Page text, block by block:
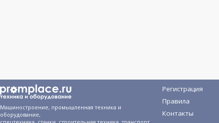
Машиностроение, промышленная техника и
оборудование,
Регистрация
Правила
Контакты